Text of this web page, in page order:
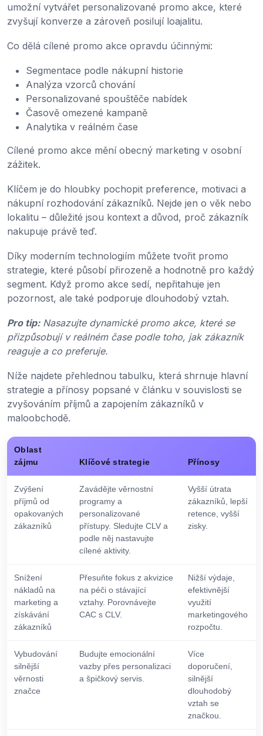
umožní vytvářet personalizované promo akce, které
zvyšují konverze a zároveň posilují loajalitu.
Co dělá cílené promo akce opravdu účinnými:
Segmentace podle nákupní historie
Analýza vzorců chování
Personalizované spouštěče nabídek
Časově omezené kampaně
Analytika v reálném čase
Cílené promo akce mění obecný marketing v osobní
zážitek.
Klíčem je do hloubky pochopit preference, motivaci a
nákupní rozhodování zákazníků. Nejde jen o věk nebo
lokalitu – důležité jsou kontext a důvod, proč zákazník
nakupuje právě teď.
Díky moderním technologiím můžete tvořit promo
strategie, které působí přirozeně a hodnotně pro každý
segment. Když promo akce sedí, nepřitahuje jen
pozornost, ale také podporuje dlouhodobý vztah.
Pro tip: Nasazujte dynamické promo akce, které se
přizpůsobují v reálném čase podle toho, jak zákazník
reaguje a co preferuje.
Níže najdete přehlednou tabulku, která shrnuje hlavní
strategie a přínosy popsané v článku v souvislosti se
zvyšováním příjmů a zapojením zákazníků v
maloobchodě.
Oblast
zájmu
Klíčové strategie Přínosy
Zvýšení
příjmů od
opakovaných
zákazníků
Zavádějte věrnostní
programy a
personalizované
přístupy. Sledujte CLV a
podle něj nastavujte
cílené aktivity.
Vyšší útrata
zákazníků, lepší
retence, vyšší
zisky.
Snížení
nákladů na
marketing a
získávání
zákazníků
Přesuňte fokus z akvizice
na péči o stávající
vztahy. Porovnávejte
CAC s CLV.
Nižší výdaje,
efektivnější
využití
marketingového
rozpočtu.
Vybudování
silnější
věrnosti
značce
Budujte emocionální
vazby přes personalizaci
a špičkový servis.
Více
doporučení,
silnější
dlouhodobý
vztah se
značkou.